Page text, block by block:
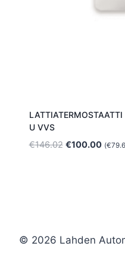
U VVS
€146.02 Alkuperäinen
€100.00 (€
© 2026 Lahden